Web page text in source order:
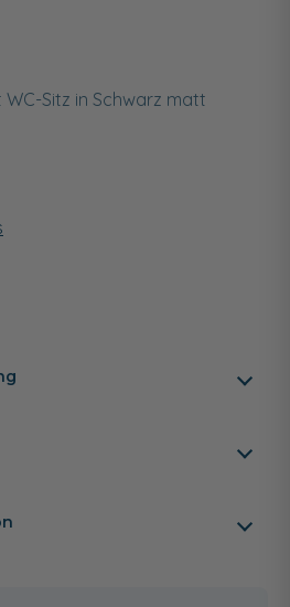
Sitz in Schwarz matt